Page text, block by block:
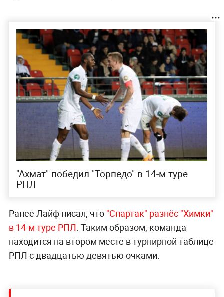
"Ахмат" победил "Торпедо" в 14-м туре
РПЛ
Ранее Лайф писал, что "Спартак" разнёс "Химки"
в 14-м туре РПЛ . Таким образом, команда
находится на втором месте в турнирной таблице
РПЛ с двадцатью девятью очками.